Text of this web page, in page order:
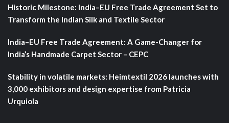
Historic Milestone: India–EU Free Trade Agreement Set to
Transform the Indian Silk and Textile Sector
India–EU Free Trade Agreement: A Game-Changer for
India’s Handmade Carpet Sector – CEPC
Stability in volatile markets: Heimtextil 2026 launches with
3,000 exhibitors and design expertise from Patricia
Urquiola